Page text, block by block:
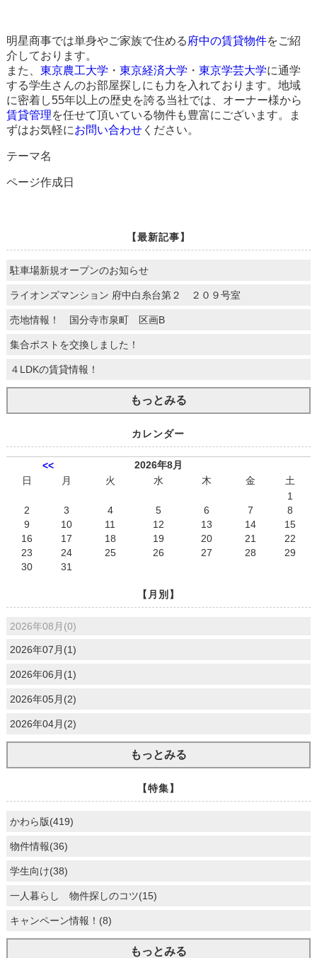
明星商事では単身やご家族で住める府中の賃貸物件をご紹
介しております。
また、 東京農工大学 ・ 東京経済大学 ・ 東京学芸大学に通学
する学生さんのお部屋探しにも力を入れております。地域
に密着し55年以上の歴史を誇る当社では、オーナー様から
賃貸管理を任せて頂いている物件も豊富にございます。ま
ずはお気軽にお問い合わせください。
テーマ名
ページ作成日
【最新記事】
駐車場新規オープンのお知らせ
ライオンズマンション 府中白糸台第２ ２０９号室
売地情報！ 国分寺市泉町 区画B
集合ポストを交換しました！
４LDKの賃貸情報！
もっとみる
カレンダー
<<
2026年8月
日
月 火 水 木 金
土
1
2
3 4 5 6 7
8
9
10 11 12 13 14
15
16
17 18 19 20 21
22
23
24 25 26 27 28
29
30
31
【月別】
2026年08月(0)
2026年07月(1)
2026年06月(1)
2026年05月(2)
2026年04月(2)
もっとみる
【特集】
かわら版(419)
物件情報(36)
学生向け(38)
一人暮らし 物件探しのコツ(15)
キャンペーン情報！(8)
もっとみる